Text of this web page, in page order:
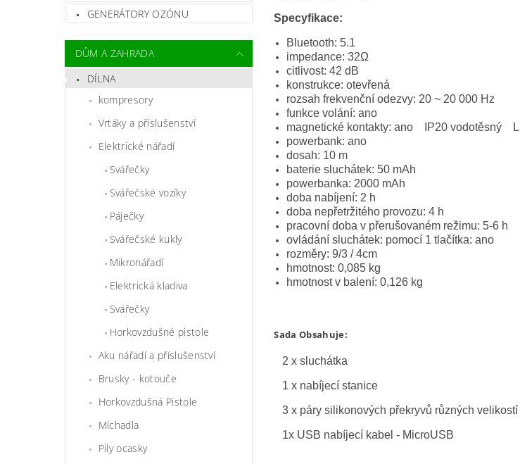
GENERÁTORY OZÓNU
DŮM A ZAHRADA
DÍLNA
kompresory
Vrtáky a příslušenství
Elektrické nářadí
Svářečky
Svářečské vozíky
Páječky
Svářečské kukly
Mikronářadí
Elektrická kladiva
Svářečky
Horkovzdušné pistole
Aku nářadí a příslušenství
Brusky - kotouče
Horkovzdušná Pistole
Míchadla
Pily ocasky
Specyfikace:
Bluetooth: 5.1
impedance: 32Ω
citlivost: 42 dB
konstrukce: otevřená
rozsah frekvenční odezvy: 20 ~ 20 000 Hz
funkce volání: ano
magnetické kontakty: ano IP20 vodotěsný
powerbank: ano
dosah: 10 m
baterie sluchátek: 50 mAh
powerbanka: 2000 mAh
doba nabíjení: 2 h
doba nepřetržitého provozu: 4 h
pracovní doba v přerušovaném režimu: 5-6 h
ovládání sluchátek: pomocí 1 tlačítka: ano
rozměry: 9/3 / 4cm
hmotnost: 0,085 kg
hmotnost v balení: 0,126 kg
Sada Obsahuje:
2 x sluchátka
1 x nabíjecí stanice
3 x páry silikonových překryvů různých
1x USB nabíjecí kabel - MicroUSB